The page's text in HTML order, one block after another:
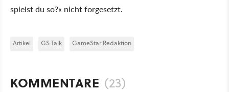
spielst du so?« nicht forgesetzt.
Artikel GS Talk GameStar Redaktion
KOMMENTARE (23)